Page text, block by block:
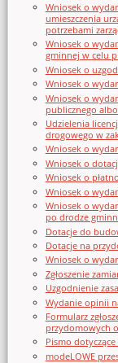
Wniosek o
umieszczenia
potrzebami
Wniosek o
gminnej w celu
Wniosek o
Wniosek o
Wniosek o
publicznego
Udzielenia
drogowego w
Wniosek o
Wniosek o
Wniosek o
Wniosek o
Wniosek o
po drodze
Dotacje do
Dotacje na
Wniosek o
Zgłoszenie
Uzgodnienie
Wydanie opinii
Formularz
przydomowych
Pismo
modeLOWE